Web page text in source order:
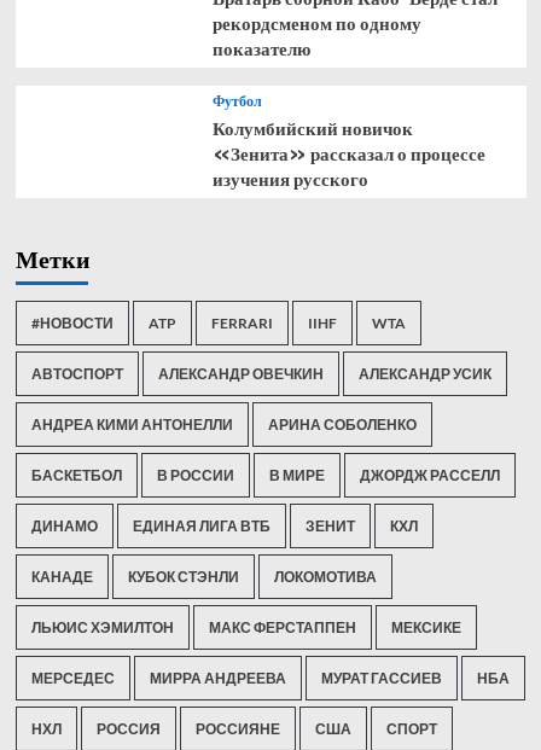
рекордсменом по одному
показателю
Футбол
Колумбийский новичок
«Зенита» рассказал о процессе
изучения русского
Метки
#НОВОСТИ ATP FERRARI IIHF WTA
АВТОСПОРТ АЛЕКСАНДР ОВЕЧКИН АЛЕКСАНДР УСИК
АНДРЕА КИМИ АНТОНЕЛЛИ АРИНА СОБОЛЕНКО
БАСКЕТБОЛ В РОССИИ В МИРЕ ДЖОРДЖ РАССЕЛЛ
ДИНАМО ЕДИНАЯ ЛИГА ВТБ ЗЕНИТ КХЛ
КАНАДЕ КУБОК СТЭНЛИ ЛОКОМОТИВА
ЛЬЮИС ХЭМИЛТОН МАКС ФЕРСТАППЕН МЕКСИКЕ
МЕРСЕДЕС МИРРА АНДРЕЕВА МУРАТ ГАССИЕВ НБА
НХЛ РОССИЯ РОССИЯНЕ США СПОРТ